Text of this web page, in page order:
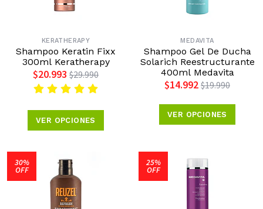
KERATHERAPY
Shampoo Keratin Fixx
300ml Keratherapy
$20.993 $29.990
VER OPCIONES
MEDAVITA
Shampoo Gel De Ducha
Solarich Reestructurante
400ml Medavita
$14.992 $19.990
VER OPCIONES
30%
OFF
25%
OFF